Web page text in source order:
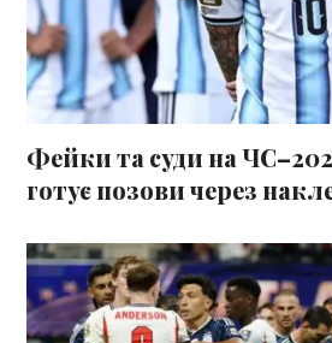
Фейки та суди на
готує позови через